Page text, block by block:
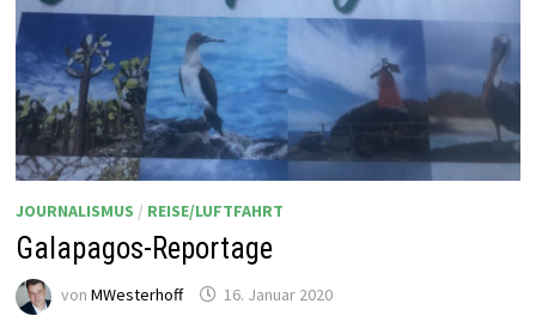
JOURNALISMUS / REISE/LUFTFAHRT
Galapagos-Reportage
von MWesterhoff 16. Januar 2020